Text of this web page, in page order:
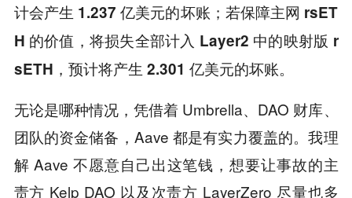
计会产生 1.237 亿美元的坏账；若保障主网 rsET
H 的价值，将损失全部计入 Layer2 中的映射版 r
sETH，预计将产生 2.301 亿美元的坏账。
无论是哪种情况，凭借着 Umbrella、DAO 财库、
团队的资金储备，Aave 都是有实力覆盖的。我理
解 Aave 不愿意自己出这笔钱，想要让事故的主
责方 Kelp DAO 以及次责方 LayerZero 尽量也多